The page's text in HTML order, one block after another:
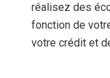
réalisez des
fonction de
votre crédit et